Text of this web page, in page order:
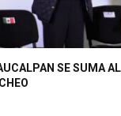
SE SUMA